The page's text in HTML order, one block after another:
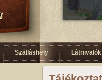
Szálláshely